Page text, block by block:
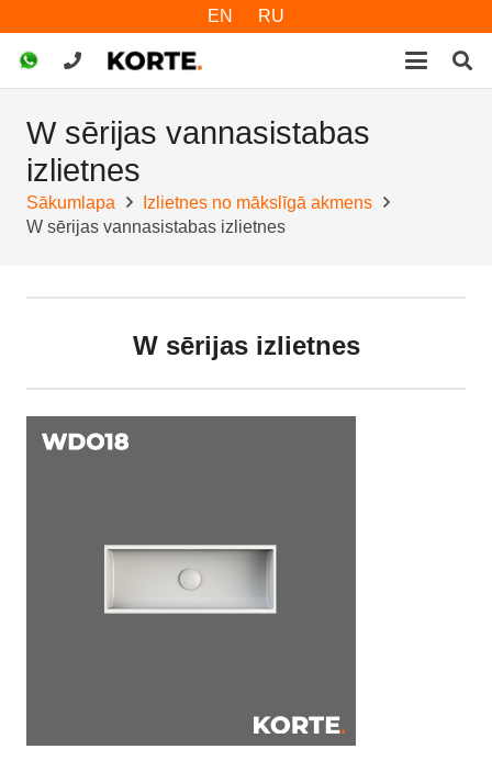
EN RU
W sērijas vannasistabas
izlietnes
Sākumlapa
Izlietnes no mākslīgā akmens
W sērijas vannasistabas izlietnes
W sērijas izlietnes